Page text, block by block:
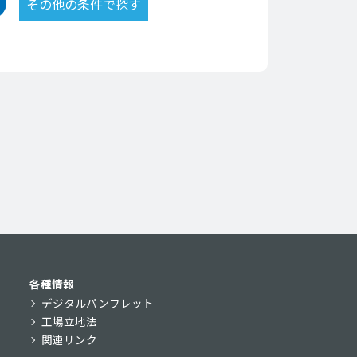
各種情報
デジタルパンフレット
工場立地法
関連リンク